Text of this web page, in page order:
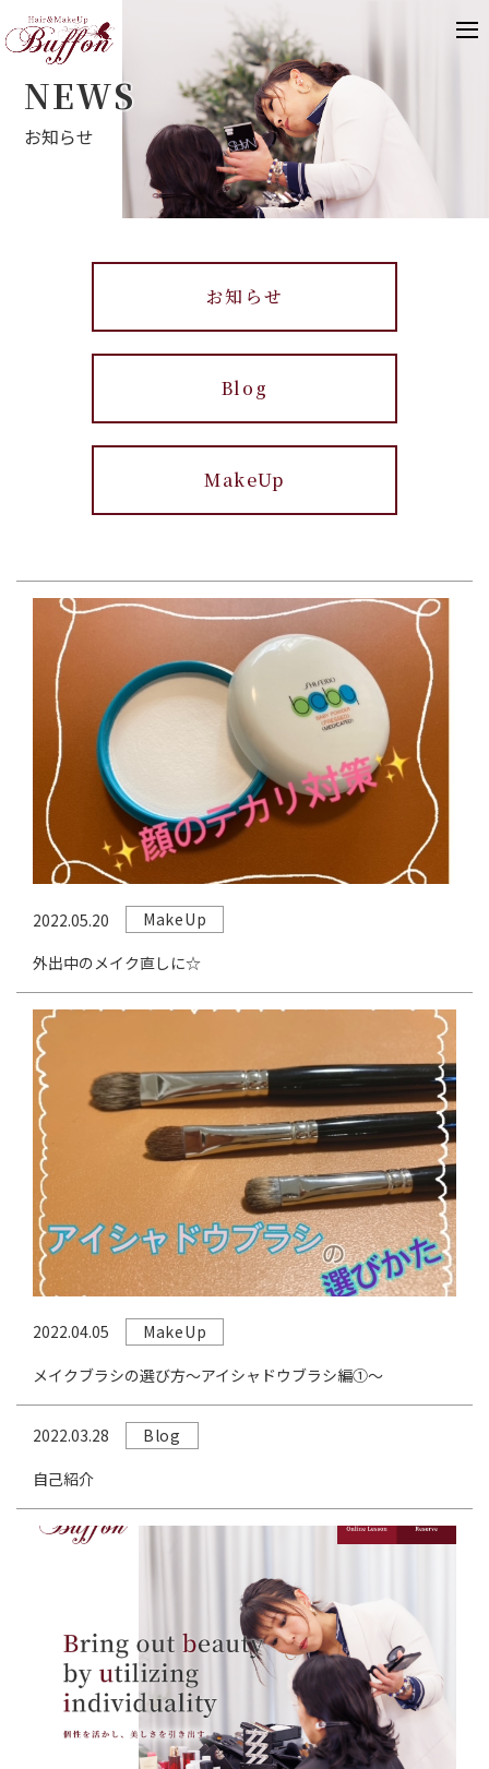
NEWS
お知らせ
お知らせ
Blog
MakeUp
2022.05.20
MakeUp
外出中のメイク直しに☆
2022.04.05
MakeUp
メイクブラシの選び方～アイシャドウブラシ編①～
2022.03.28
Blog
自己紹介